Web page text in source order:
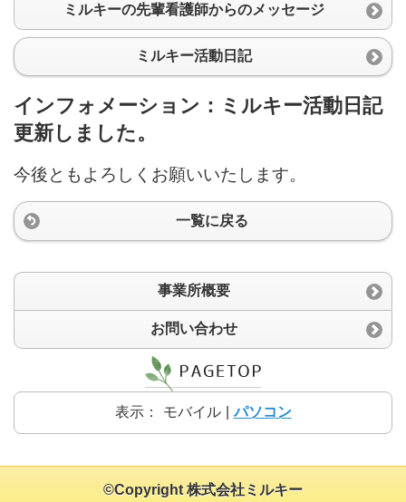
ミルキーの先輩看護師からのメッセージ
ミルキー活動日記
インフォメーション：ミルキー活動日記
更新しました。
今後ともよろしくお願いいたします。
一覧に戻る
事業所概要
お問い合わせ
表示： モバイル パソコン
©Copyright 株式会社ミルキー